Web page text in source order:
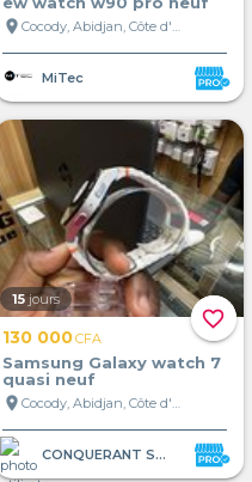
location_on
Cocody, Abidjan, Côte d'Ivoire
MiTec
favorite_border
15 jours
130 000CFA
Samsung Galaxy watch 7
quasi neuf
location_on
Cocody, Abidjan, Côte d'Ivoire
CONQUERANT STORE